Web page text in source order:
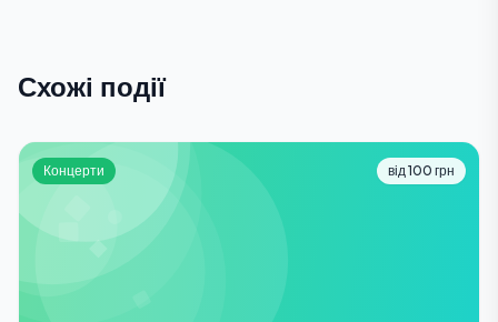
Схожі події
Концерти від 100 грн